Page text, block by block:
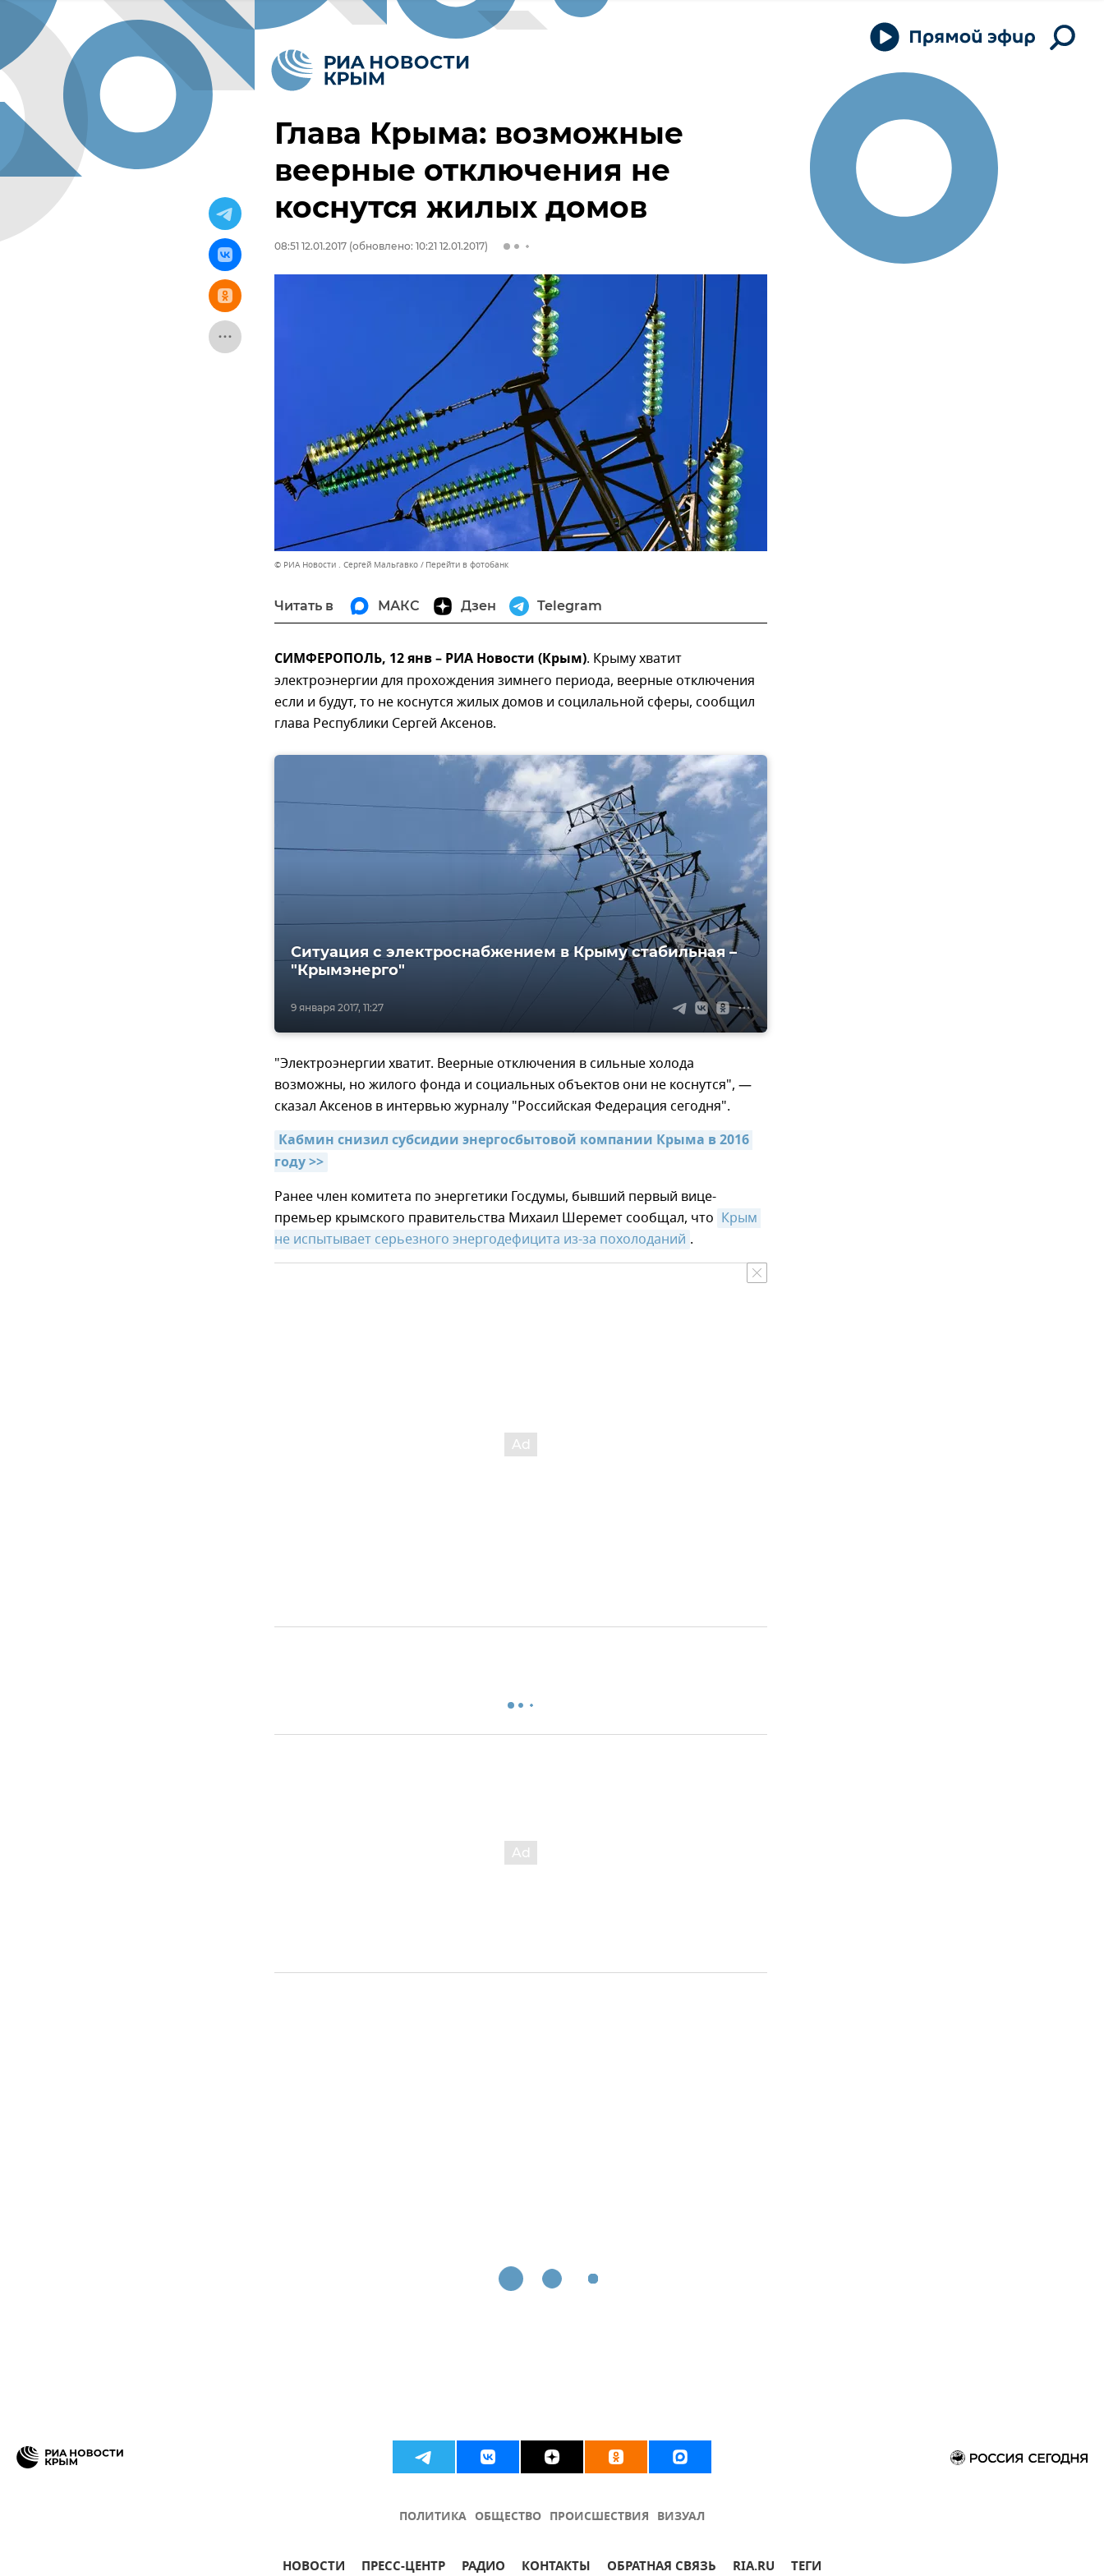
Глава Крыма: возможные
веерные отключения не
коснутся жилых домов
08:51 12.01.2017 (обновлено: 10:21 12.01.2017)
© РИА Новости . Сергей Мальгавко Перейти в фотобанк
Читать в МАКС Дзен Telegram
СИМФЕРОПОЛЬ, 12 янв – РИА Новости (Крым). Крыму хватит
электроэнергии для прохождения зимнего периода, веерные отключения
если и будут, то не коснутся жилых домов и социлальной сферы, сообщил
глава Республики Сергей Аксенов.
9 января 2017, 11:27
Ситуация с электроснабжением в Крыму стабильная –
"Крымэнерго"
"Электроэнергии хватит. Веерные отключения в сильные холода
возможны, но жилого фонда и социальных объектов они не коснутся", —
сказал Аксенов в интервью журналу "Российская Федерация сегодня".
Кабмин снизил субсидии энергосбытовой компании Крыма в 2016
году >>
Ранее член комитета по энергетики Госдумы, бывший первый вице-
премьер крымского правительства Михаил Шеремет сообщал, что Крым
не испытывает серьезного энергодефицита из-за похолоданий .
ПОЛИТИКА ОБЩЕСТВО ПРОИСШЕСТВИЯ ВИЗУАЛ
НОВОСТИ ПРЕСС-ЦЕНТР РАДИО КОНТАКТЫ ОБРАТНАЯ СВЯЗЬ RIA.RU ТЕГИ